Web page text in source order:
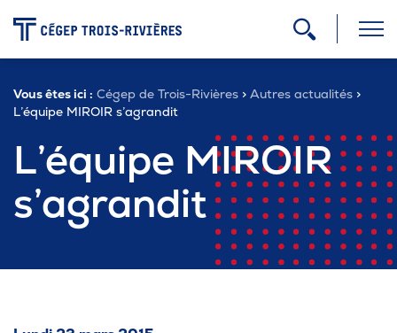
Programmes
Admission
Zone étudiante
Vous êtes ici : Cégep de Trois-Rivières > Autres actualités >
L’équipe MIROIR s’agrandit
L’équipe MIROIR
s’agrandit